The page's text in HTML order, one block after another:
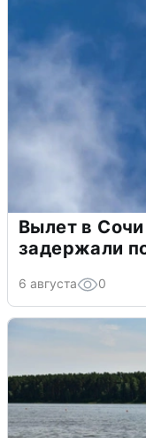
Вылет в
задержали
6 августа 0